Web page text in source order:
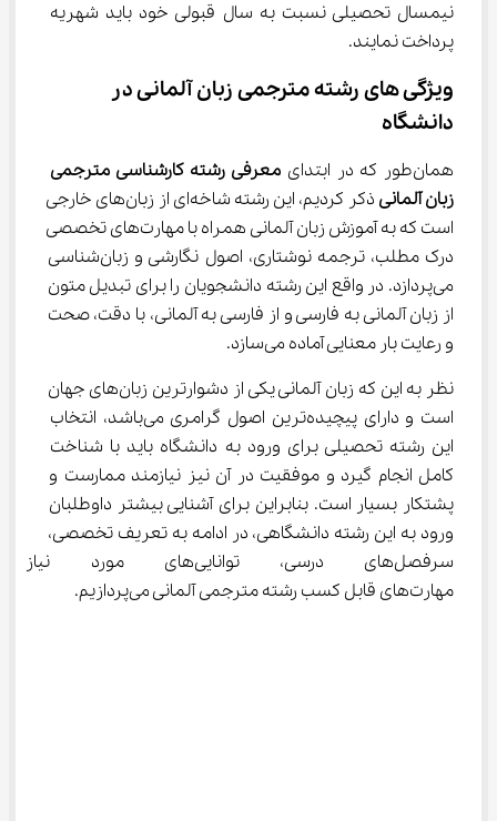
نیمسال تحصیلی نسبت به سال قبولی خود باید شهریه
پرداخت نمایند.
ویژگی های رشته مترجمی زبان آلمانی در
دانشگاه
همان‌طور که در ابتدای معرفی رشته کارشناسی مترجمی
زبان آلمانی
ذکر کردیم، این رشته شاخه‌ای از زبان‌های خارجی
است که به آموزش زبان آلمانی همراه با مهارت‌های تخصصی
درک مطلب، ترجمه نوشتاری، اصول نگارشی و زبان‌شناسی
می‌پردازد. در واقع این رشته دانشجویان را برای تبدیل متون
از زبان آلمانی به فارسی و از فارسی به آلمانی، با دقت، صحت
و رعایت بار معنایی آماده می‌سازد.
نظر به این که زبان آلمانی یکی از دشوارترین زبان‌های جهان
است و دارای پیچیده‌ترین اصول گرامری می‌باشد، انتخاب
این رشته تحصیلی برای ورود به دانشگاه باید با شناخت
کامل انجام گیرد و موفقیت در آن نیز نیازمند ممارست و
پشتکار بسیار است. بنابراین برای آشنایی بیشتر داوطلبان
ورود به این رشته دانشگاهی، در ادامه به تعریف تخصصی،
سرفصل‌های درسی،
مهارت‌های قابل کسب رشته مترجمی آلمانی می‌پردازیم.